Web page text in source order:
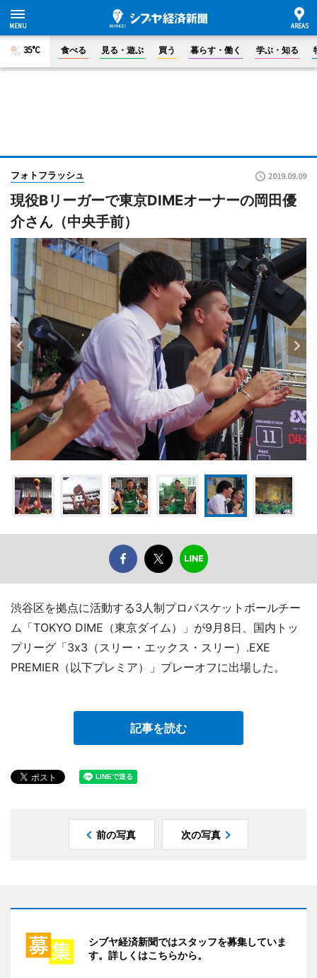
35°C 食べる 見る・遊ぶ 買う 暮らす・働く 学ぶ・知る
フォトフラッシュ 2019.09.09
現役Bリーガーで東京DIMEオーナーの岡田優
介さん（中央手前）
渋谷区を拠点に活動する3人制プロバスケットボールチー
ム「TOKYO DIME（東京ダイム）」が9月8日、国内トッ
プリーグ「3x3（スリー・エックス・スリー）.EXE
PREMIER（以下プレミア）」プレーオフに出場した。
記事を読む
前の写真 次の写真
シブヤ経済新聞ではスタッフを募集していま
す。詳しくはこちらから。